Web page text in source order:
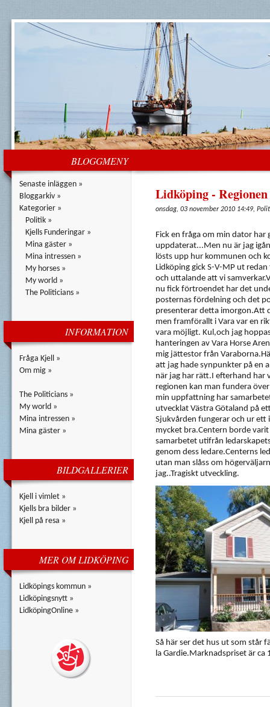
BLOGGMENY
Senaste inläggen »
Bloggarkiv »
Kategorier »
Politik »
Kjells Funderingar »
Mina gäster »
Mina intressen »
My horses »
My world »
The Politicians »
INFORMATION
Fråga Kjell »
Om mig »
The Politicians »
My world »
Mina intressen »
Mina gäster »
BILDGALLERIER
Kjell i vimlet »
Kjells bra bilder »
Kjell på resa »
MER OM LIDKÖPING
Lidköpings kommun »
Lidköpingsnytt »
LidköpingOnline »
Lidköping -
onsdag, 03 november 2010 14:49,
Fick en fråga om min dator har
uppdaterat...Men nu är jag
lösts upp hur kommunen och
Lidköping gick S-V-MP ut
och uttalande att vi
nu fick förtroendet har det
posternas fördelning och det
presenterar detta imorgon.Att
men framförallt i Vara var en
vara möjligt. Kul,och jag
hanteringen av Vara Horse
mig jättestor från
att jag hade synpunkter på en
när jag har rätt.I efterhand har
regionen kan man fundera
min uppfattning har
utvecklat Västra Götaland på
Sjukvården fungerar och ur
mycket bra.Centern borde
samarbetet utifrån
genom dess ledare.Centerns
utan man slåss om
jag..Tragiskt utveckling.
Så här ser det hus ut som står
la Gardie.Marknadspriset är ca